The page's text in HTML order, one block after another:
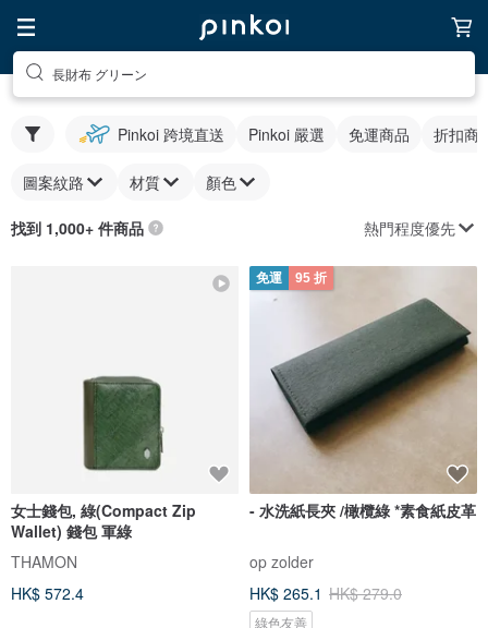
長財布 グリーン
Pinkoi 跨境直送 Pinkoi 嚴選 免運商品 折扣商
圖案紋路 材質 顏色
找到 1,000+ 件商品 熱門程度優先
女士錢包, 綠(Compact Zip
Wallet) 錢包 軍綠
THAMON
HK$ 572.4
免運 95 折
- 水洗紙長夾 /橄欖綠 *素食紙皮革
op zolder
HK$ 265.1 HK$ 279.0
綠色友善